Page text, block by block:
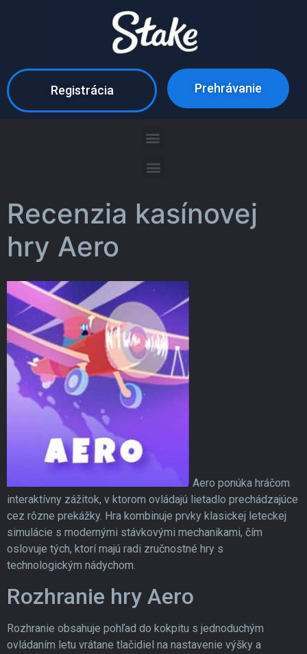
Registrácia Prehrávanie
Recenzia kasínovej
hry Aero
Aero ponúka hráčom
interaktívny zážitok, v ktorom ovládajú lietadlo prechádzajúce
cez rôzne prekážky. Hra kombinuje prvky klasickej leteckej
simulácie s modernými stávkovými mechanikami, čím
oslovuje tých, ktorí majú radi zručnostné hry s
technologickým nádychom.
Rozhranie hry Aero
Rozhranie obsahuje pohľad do kokpitu s jednoduchým
ovládaním letu vrátane tlačidiel na nastavenie výšky a